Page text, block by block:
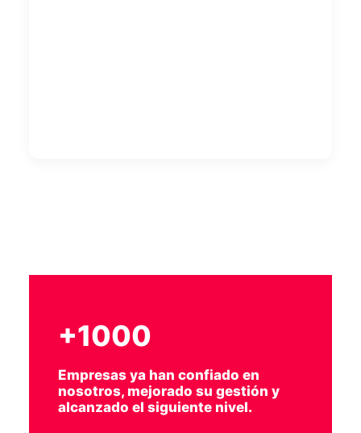
+1000
Empresas ya han confiado en
nosotros, mejorado su gestión y
alcanzado el siguiente nivel.